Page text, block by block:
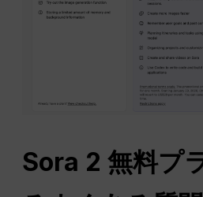
Sora 2 無料プ